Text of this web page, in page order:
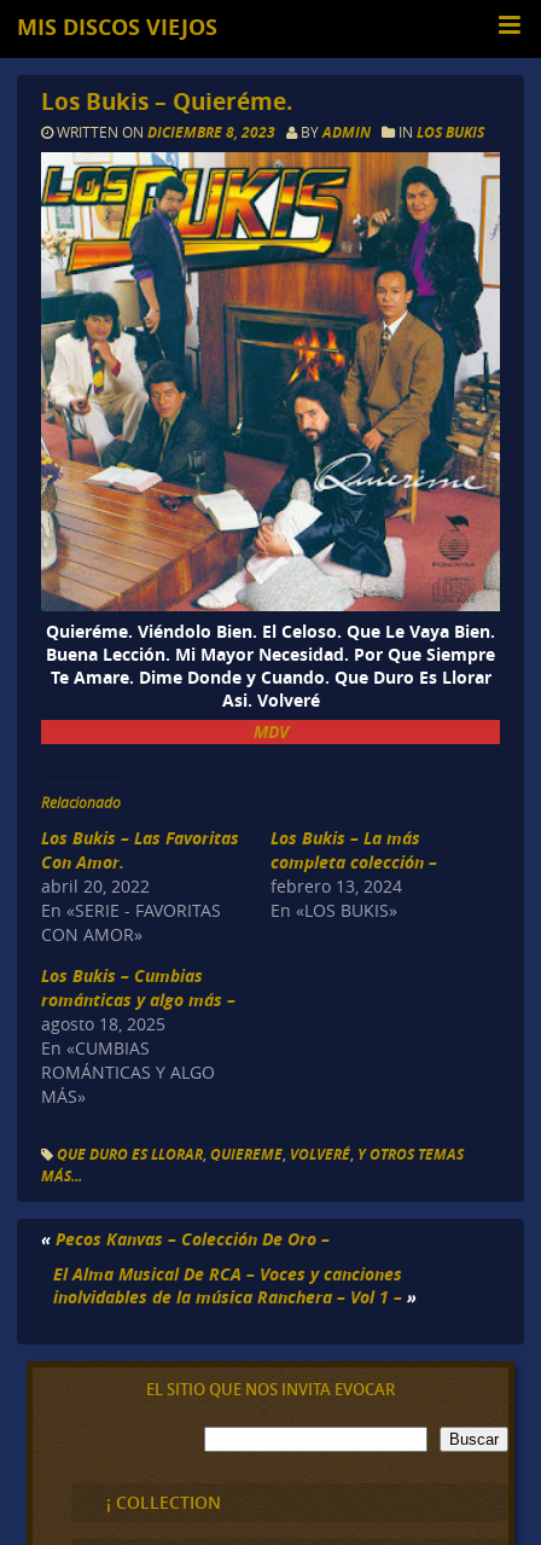
MIS DISCOS VIEJOS
Los Bukis – Quieréme.
WRITTEN ON DICIEMBRE 8, 2023 BYADMIN IN LOS BUKIS
Quieréme. Viéndolo Bien. El Celoso. Que Le Vaya Bien.
Buena Lección. Mi Mayor Necesidad. Por Que Siempre
Te Amare. Dime Donde y Cuando. Que Duro Es Llorar
Asi. Volveré
MDV
Relacionado
Los Bukis – Las Favoritas
Con Amor.
abril 20, 2022
En «SERIE - FAVORITAS
CON AMOR»
Los Bukis – La más
completa colección –
febrero 13, 2024
En «LOS BUKIS»
Los Bukis – Cumbias
románticas y algo más –
agosto 18, 2025
En «CUMBIAS
ROMÁNTICAS Y ALGO
MÁS»
QUE DURO ES LLORAR, QUIEREME, VOLVERÉ, Y OTROS TEMAS
MÁS...
« Pecos Kanvas – Colección De Oro –
El Alma Musical De RCA – Voces y canciones
inolvidables de la música Ranchera – Vol 1 – »
EL SITIO QUE NOS INVITA EVOCAR
B
u
c
a
Buscar
¡ COLLECTION